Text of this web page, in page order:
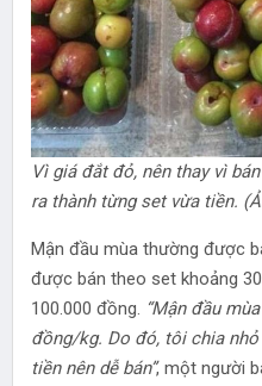
Vì giá đắt đỏ, nên thay vì
ra thành từng set vừa tiền.
Mận đầu mùa thường được
được bán theo set khoảng
100.000 đồng. “Mận đầu
đồng/kg. Do đó, tôi chia
tiền nên dễ bán”, một người